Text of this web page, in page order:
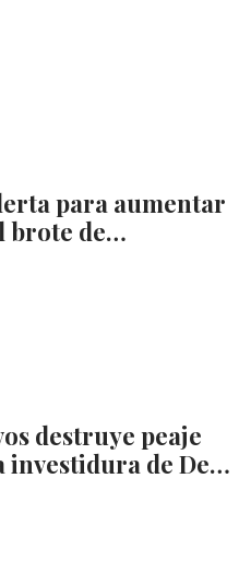
para aumentar
brote de…
destruye peaje
investidura de De…